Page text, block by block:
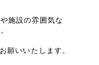
施設の雰囲気な
願いいたします。